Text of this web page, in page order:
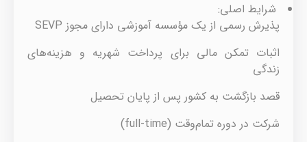
شرایط اصلی:
پذیرش رسمی از یک مؤسسه آموزشی دارای مجوز SEVP
اثبات تمکن مالی برای پرداخت شهریه و هزینه‌های
زندگی
قصد بازگشت به کشور پس از پایان تحصیل
شرکت در دوره تمام‌وقت (full-time)